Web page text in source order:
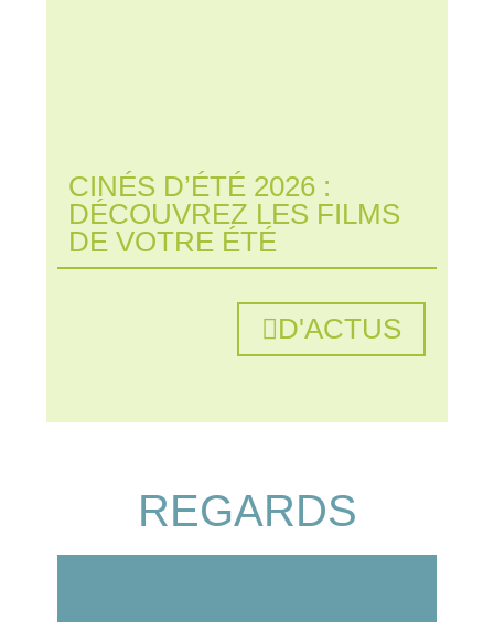
CINÉS D’ÉTÉ 2026 :
DÉCOUVREZ LES FILMS
DE VOTRE ÉTÉ
D'ACTUS
REGARDS